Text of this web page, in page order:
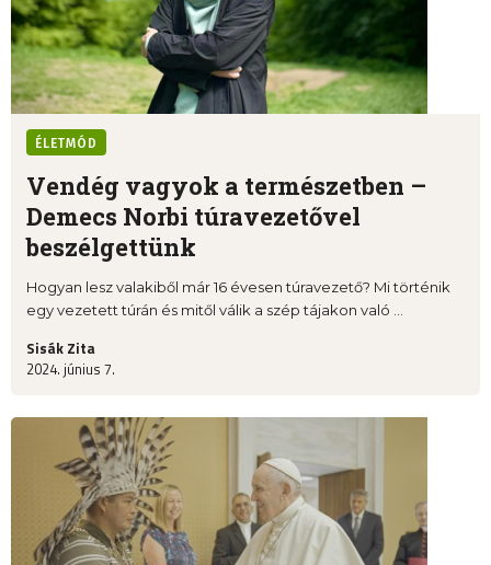
ÉLETMÓD
Vendég vagyok a természetben –
Demecs Norbi túravezetővel
beszélgettünk
Hogyan lesz valakiből már 16 évesen túravezető? Mi történik
egy vezetett túrán és mitől válik a szép tájakon való ...
Sisák Zita
2024. június 7.